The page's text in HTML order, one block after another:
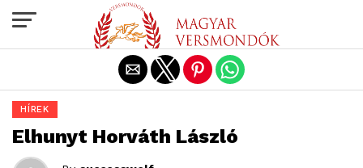
HÍREK
Elhunyt Horváth László
Exit mobile version